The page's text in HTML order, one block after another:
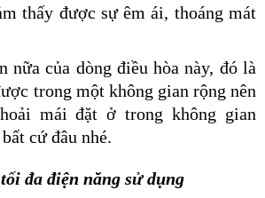
thấy được sự êm ái, thoáng mát
nữa của dòng điều hòa này, đó là
trong một không gian rộng nên
mái đặt ở trong không gian
cứ đâu nhé.
đa điện năng sử dụng